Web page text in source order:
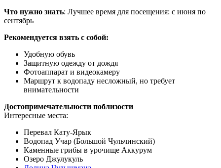
Что нужно знать: Лучшее время для посещения: с июня по
сентябрь
Рекомендуется взять с собой:
Удобную обувь
Защитную одежду от дождя
Фотоаппарат и видеокамеру
Маршрут к водопаду несложный, но требует
внимательности
Достопримечательности поблизости
Интересные места:
Перевал Кату-Ярык
Водопад Учар (Большой Чульчинский)
Каменные грибы в урочище Аккурум
Озеро Джулукуль